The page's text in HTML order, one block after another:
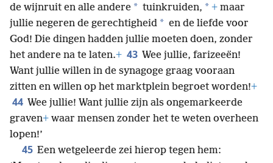
de wijnruit en alle andere * tuinkruiden, * + maar
jullie negeren de gerechtigheid * en de liefde voor
God! Die dingen hadden jullie moeten doen, zonder
het andere na te laten.+ 43 Wee jullie, farizeeën!
Want jullie willen in de synagoge graag vooraan
zitten en willen op het marktplein begroet worden!+
44 Wee jullie! Want jullie zijn als ongemarkeerde
graven+ waar mensen zonder het te weten overheen
lopen!’
45 Een wetgeleerde zei hierop tegen hem: